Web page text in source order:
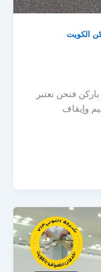
الكويت
فنحن نعتبر
وإيقاف